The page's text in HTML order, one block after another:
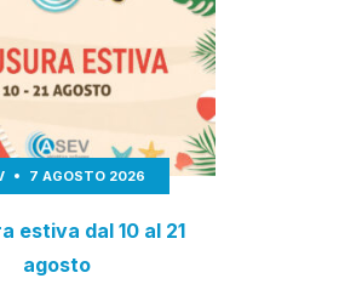
7 AGOSTO 2026
estiva dal 10 al 21
agosto